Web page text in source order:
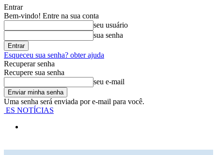
Entrar
Bem-vindo! Entre na sua conta
seu usuário
sua senha
Esqueceu sua senha? obter ajuda
Recuperar senha
Recupere sua senha
seu e-mail
Uma senha será enviada por e-mail para você.
ES NOTÍCIAS